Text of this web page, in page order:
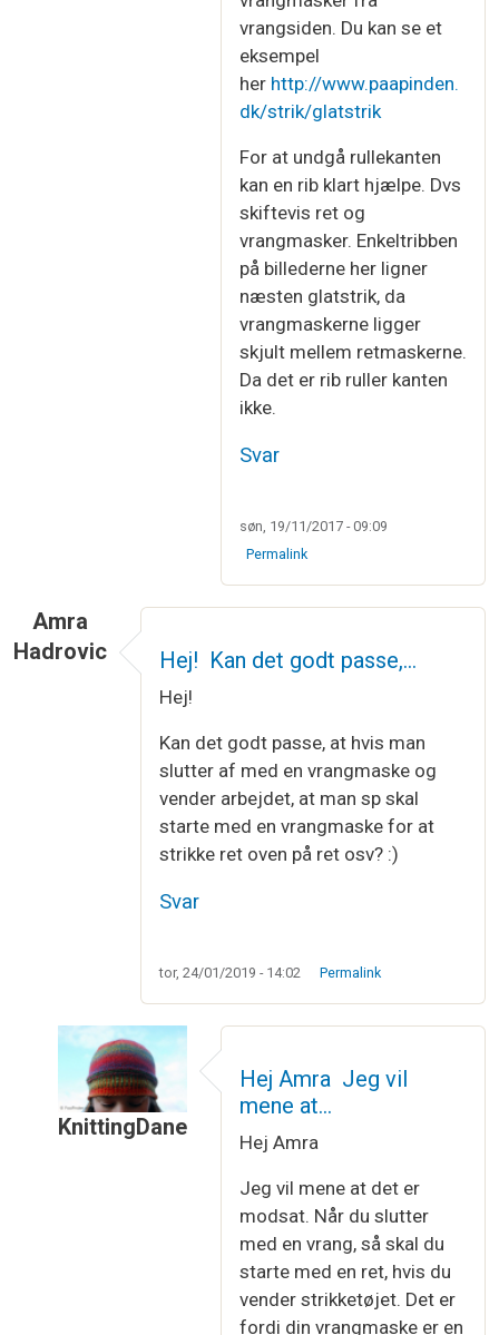
vrangsiden. Du kan se et
eksempel
her http://www.paapinden.
dk/strik/glatstrik
For at undgå rullekanten
kan en rib klart hjælpe. Dvs
skiftevis ret og
vrangmasker. Enkeltribben
på billederne her ligner
næsten glatstrik, da
vrangmaskerne ligger
skjult mellem retmaskerne.
Da det er rib ruller kanten
ikke.
Svar
søn, 19/11/2017 - 09:09
Permalink
Amra
Hadrovic
Hej! Kan det godt passe,…
Hej!
Kan det godt passe, at hvis man
slutter af med en vrangmaske og
vender arbejdet, at man sp skal
starte med en vrangmaske for at
strikke ret oven på ret osv? :)
Svar
tor, 24/01/2019 - 14:02 Permalink
KnittingDane
Hej! Kan det godt passe,…
Hej Amra Jeg vil
mene at…
Hej Amra
Jeg vil mene at det er
modsat. Når du slutter
med en vrang, så skal du
starte med en ret, hvis du
vender strikketøjet. Det er
fordi din vrangmaske er en